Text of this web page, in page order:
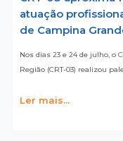
atuação
de Campina
Nos dias 23 e 24 de julho, o
Região (CRT-03) realizou
Ler mais...